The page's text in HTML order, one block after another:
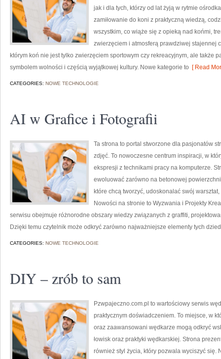
jak i dla tych, którzy od lat żyją w rytmie
zamiłowanie do koni z praktyczną wiedzą,
wszystkim, co wiąże się z opieką nad końmi,
zwierzęciem i atmosferą prawdziwej stajennej
którym koń nie jest tylko zwierzęciem sportowym czy rekreacyjnym, ale także
symbolem wolności i częścią wyjątkowej kultury. Nowe kategorie to [ Read
CATEGORIES: NOWE TECHNOLOGIE
AI w Grafice i Fotografii
Ta strona to portal stworzone dla pasjonatów
zdjęć. To nowoczesne centrum inspiracji, w
ekspresji z technikami pracy na komputerze.
ewoluować zarówno na betonowej
które chcą tworzyć, udoskonalać swój
Nowości na stronie to Wyzwania i Projekty
serwisu obejmuje różnorodne obszary wiedzy związanych z graffiti,
Dzięki temu czytelnik może odkryć zarówno najważniejsze elementy tych
CATEGORIES: NOWE TECHNOLOGIE
DIY – zrób to sam
Pzwpajeczno.com.pl to wartościowy serwis
praktycznym doświadczeniem. To miejsce, w
oraz zaawansowani wędkarze mogą odkryć
łowisk oraz praktyki wędkarskiej. Strona
również styl życia, który pozwala wyciszyć się.